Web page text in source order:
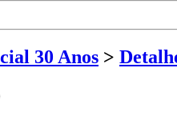
30 Anos >